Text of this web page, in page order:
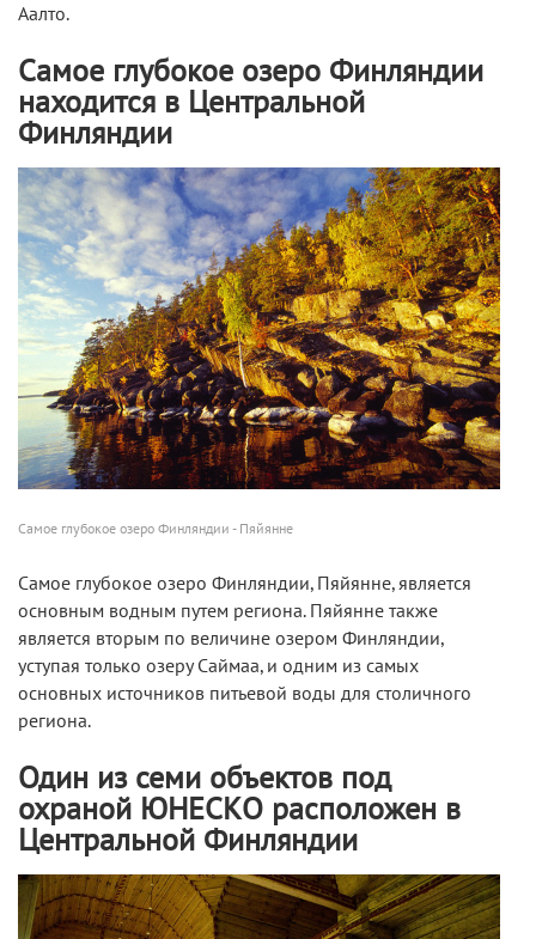
Аалто.
Самое глубокое озеро Финляндии
находится в Центральной
Финляндии
Самое глубокое озеро Финляндии - Пяйянне
Самое глубокое озеро Финляндии, Пяйянне, является
основным водным путем региона. Пяйянне также
является вторым по величине озером Финляндии,
уступая только озеру Саймаа, и одним из самых
основных источников питьевой воды для столичного
региона.
Один из семи объектов под
охраной ЮНЕСКО расположен в
Центральной Финляндии